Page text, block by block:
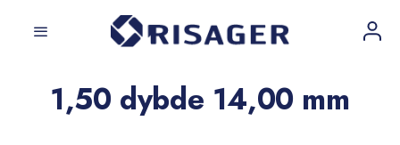
1,50 dybde 14,00 mm